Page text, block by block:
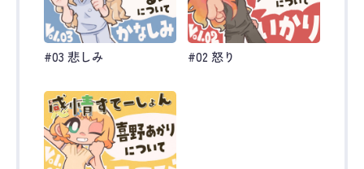
#03 悲しみ #02 怒り